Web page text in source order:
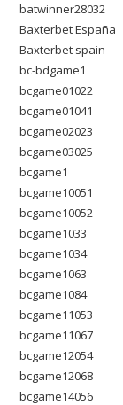
batwinner28032
Baxterbet España
Baxterbet spain
bc-bdgame1
bcgame01022
bcgame01041
bcgame02023
bcgame03025
bcgame1
bcgame10051
bcgame10052
bcgame1033
bcgame1034
bcgame1063
bcgame1084
bcgame11053
bcgame11067
bcgame12054
bcgame12068
bcgame14056